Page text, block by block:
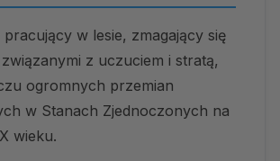
w lesie, zmagający się
z uczuciem i stratą,
ogromnych przemian
w Stanach Zjednoczonych na
wieku.